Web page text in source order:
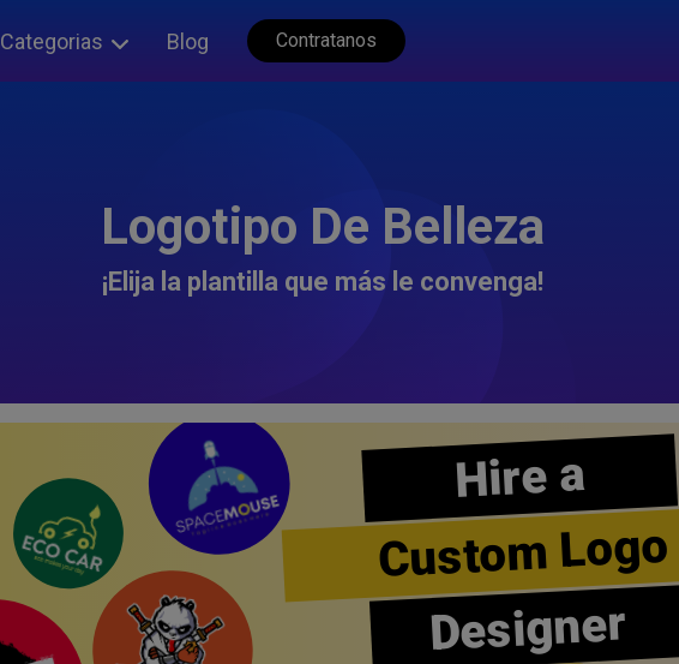
Categorias Blog Contratanos
Logotipo De Belleza
¡Elija la plantilla que más le convenga!
Hire a
Custom Logo
Designer